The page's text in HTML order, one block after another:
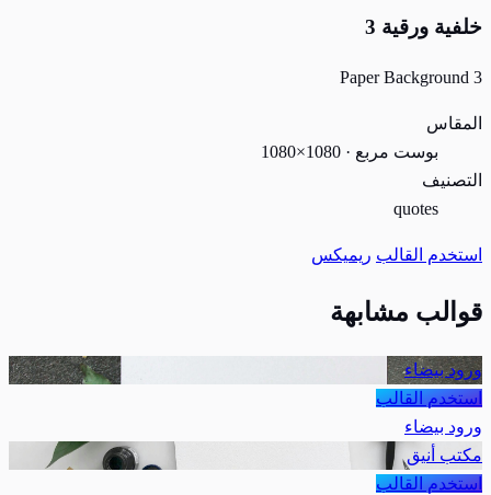
خلفية ورقية 3
Paper Background 3
المقاس
بوست مربع · 1080×1080
التصنيف
quotes
استخدم القالب ريميكس
قوالب مشابهة
ورود بيضاء
استخدم القالب
ورود بيضاء
مكتب أنيق
استخدم القالب